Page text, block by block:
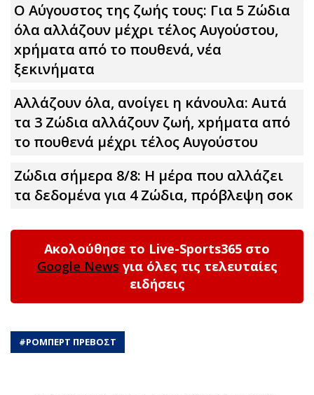
Ο Αύγουστος της ζωής τους: Για 5 Zώδια
όλα αλλάζουν μέχρι τέλος Αυγούστου,
xpήματα από το πουθενά, νέα
ξεκινήματα
Αλλάζουν όλα, ανοίγει η κάνουλα: Αuτά
τα 3 Zώδια αλλάζουν ζωή, xpήματα από
το πουθενά μέχρι τέλος Αυγούστου
Ζώδια σήμερα 8/8: Η μέρα που αλλάζει
τα δεδομένα για 4 Zώδια, πρόβλεψη σoκ
Ακολούθησε το Live-Sports365 στο
Google News για όλες τις τελευταίες
ειδήσεις
#ΡΟΜΠΕΡΤ ΠΡΕΒΟΣΤ